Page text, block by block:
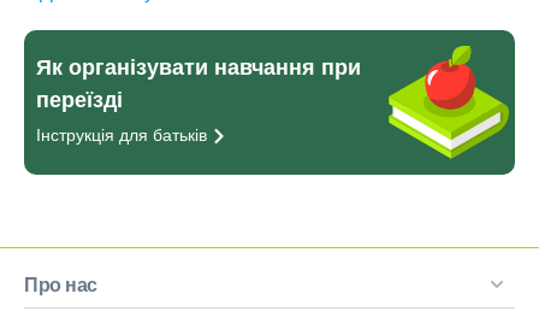
Як організувати навчання при
переїзді
Інструкція для батьків
Про нас